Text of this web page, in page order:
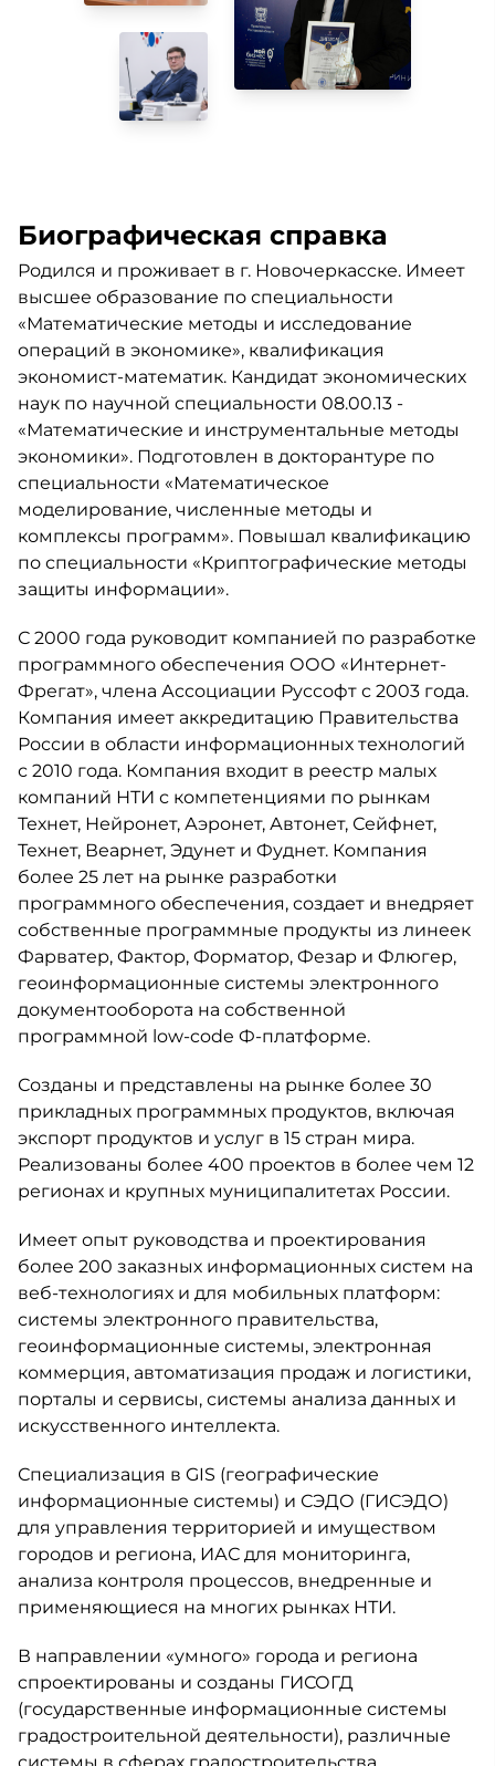
Биографическая справка
Родился и проживает в г. Новочеркасске. Имеет
высшее образование по специальности
«Математические методы и исследование
операций в экономике», квалификация
экономист-математик. Кандидат экономических
наук по научной специальности 08.00.13 ‑
«Математические и инструментальные методы
экономики». Подготовлен в докторантуре по
специальности «Математическое
моделирование, численные методы и
комплексы программ». Повышал квалификацию
по специальности «Криптографические методы
защиты информации».
С 2000 года руководит компанией по разработке
программного обеспечения ООО «Интернет-
Фрегат», члена Ассоциации Руссофт с 2003 года.
Компания имеет аккредитацию Правительства
России в области информационных технологий
с 2010 года. Компания входит в реестр малых
компаний НТИ с компетенциями по рынкам
Технет, Нейронет, Аэронет, Автонет, Сейфнет,
Технет, Веарнет, Эдунет и Фуднет. Компания
более 25 лет на рынке разработки
программного обеспечения, создает и внедряет
собственные программные продукты из линеек
Фарватер, Фактор, Форматор, Фезар и Флюгер,
геоинформационные системы электронного
документооборота на собственной
программной low-code Ф-платформе.
Созданы и представлены на рынке более 30
прикладных программных продуктов, включая
экспорт продуктов и услуг в 15 стран мира.
Реализованы более 400 проектов в более чем 12
регионах и крупных муниципалитетах России.
Имеет опыт руководства и проектирования
более 200 заказных информационных систем на
веб-технологиях и для мобильных платформ:
системы электронного правительства,
геоинформационные системы, электронная
коммерция, автоматизация продаж и логистики,
порталы и сервисы, системы анализа данных и
искусственного интеллекта.
Специализация в GIS (географические
информационные системы) и СЭДО (ГИСЭДО)
для управления территорией и имуществом
городов и региона, ИАС для мониторинга,
анализа контроля процессов, внедренные и
применяющиеся на многих рынках НТИ.
В направлении «умного» города и региона
cпроектированы и созданы ГИСОГД
(государственные информационные системы
градостроительной деятельности), различные